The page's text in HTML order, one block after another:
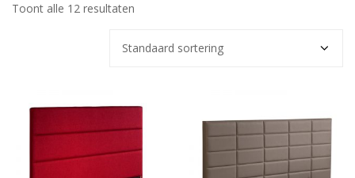
Toont alle 12 resultaten